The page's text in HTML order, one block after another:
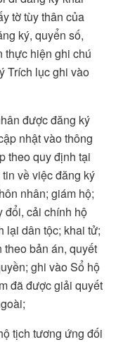
tờ tùy thân của
ký, quyển số,
thực hiện ghi chú
Trích lục ghi vào
được đăng ký
nhật vào thông
theo quy định tại
về việc đăng ký
nhân; giám hộ;
đổi, cải chính hộ
lại dân tộc; khai tử;
bản án, quyết
ghi vào Sổ hộ
đã được giải quyết
tịch tương ứng đối